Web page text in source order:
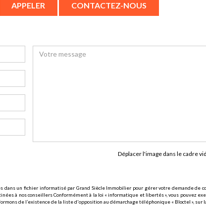
APPELER CONTACTEZ-NOUS
Déplacer l'image dans le cadre
un fichier informatisé par Grand Siècle Immobilier pour gérer votre demande de
à nos conseillers Conformément à la loi « informatique et libertés », vous pouvez
de l’existence de la liste d'opposition au démarchage téléphonique « Bloctel », sur